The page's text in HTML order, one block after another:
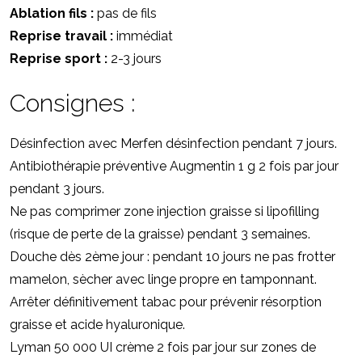
Ablation fils : pas de fils
Reprise travail : immédiat
Reprise sport : 2-3 jours
Consignes :
Désinfection avec Merfen désinfection pendant 7 jours.
Antibiothérapie préventive Augmentin 1 g 2 fois par jour
pendant 3 jours.
Ne pas comprimer zone injection graisse si lipofilling
(risque de perte de la graisse) pendant 3 semaines.
Douche dès 2ème jour : pendant 10 jours ne pas frotter
mamelon, sècher avec linge propre en tamponnant.
Arrêter définitivement tabac pour prévenir résorption
graisse et acide hyaluronique.
Lyman 50 000 UI crème 2 fois par jour sur zones de